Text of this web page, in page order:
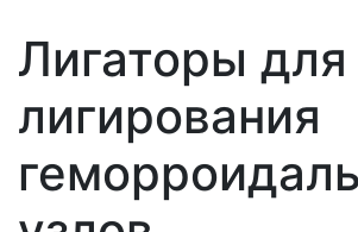
Лигаторы для
лигирования